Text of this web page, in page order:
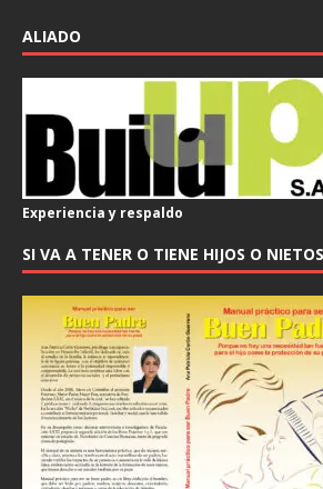
ALIADO
Experiencia y respaldo
SI VA A TENER O TIENE HIJOS O